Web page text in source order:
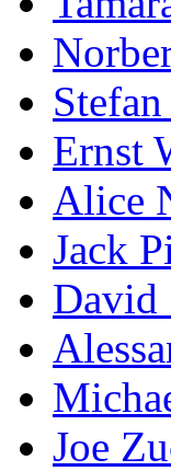
Ernst
Alice
Jack
David
Joe